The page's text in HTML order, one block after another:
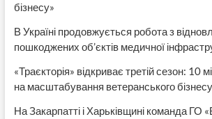
бізнесу»
В Україні продовжується робота з
пошкоджених об’єктів медичної
«Траєкторія» відкриває третій сезон: 10
на масштабування ветеранського бізнесу
На Закарпатті і Харьківщині команда ГО